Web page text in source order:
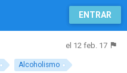
ENTRAR
Alcoholismo
el 12 feb. 17